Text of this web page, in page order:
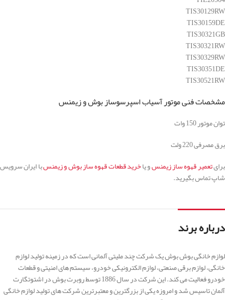
TIS30129RW
TIS30159DE
TIS30321GB
TIS30321RW
TIS30329RW
TIS30351DE
TIS30521RW
مشخصات فنی موتور آسیاب اسپرسوساز بوش و زیمنس
توان موتور 150 وات
برق مصرفی 220 ولت
برایتعمیر قهوه ساز زیمنسو یاخرید قطعات قهوه ساز بوش و زیمنسبا ایران سرویس
شاپ تماس بگیرید.
درباره برند
لوازم خانگی بوش بوش یک شرکت چند ملیتی آلمانی است که در زمینه تولید لوازم
خانگی، لوازم برقی صنعتی، لوازم الکترونیکی خودرو، سیستم های امنیتی و قطعات
خودرو فعالیت می کند. این شرکت در سال 1886 توسط روبرت بوش در اشتوتگارت
آلمان تاسیس شد و امروزه یکی از بزرگترین و معتبرترین شرکت های تولید لوازم خانگی